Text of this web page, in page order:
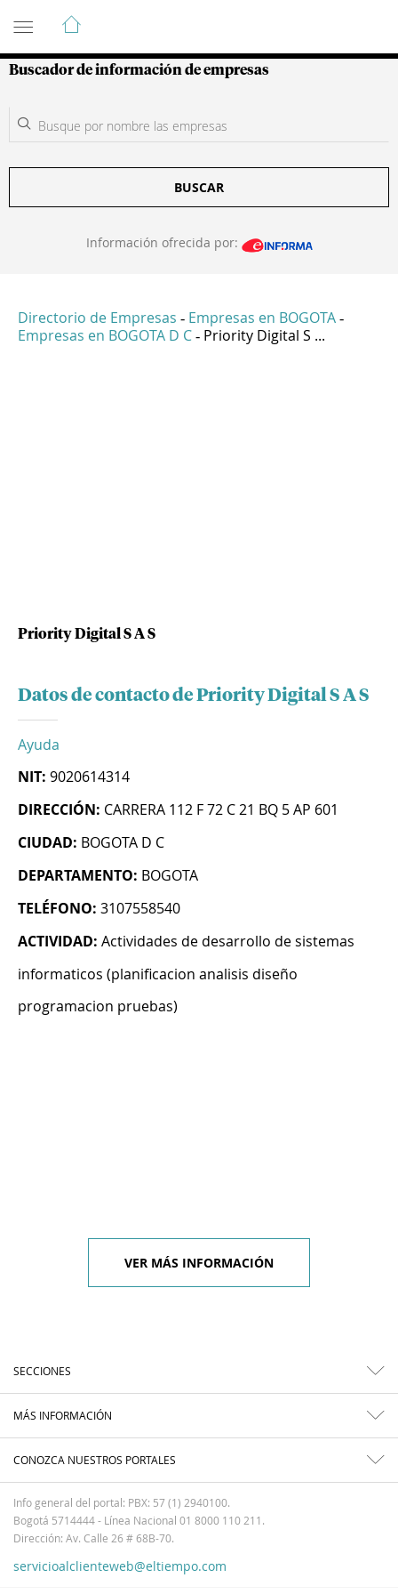
Guía de Empresas Colombianas
Buscador de información de empresas
BUSCAR
Información ofrecida por:
Directorio de Empresas - Empresas en BOGOTA -
Empresas en BOGOTA D C - Priority Digital S ...
Priority Digital S A S
Datos de contacto de Priority Digital S A S
Ayuda
NIT: 9020614314
DIRECCIÓN: CARRERA 112 F 72 C 21 BQ 5 AP 601
CIUDAD: BOGOTA D C
DEPARTAMENTO: BOGOTA
TELÉFONO: 3107558540
ACTIVIDAD: Actividades de desarrollo de sistemas
informaticos (planificacion analisis diseño
programacion pruebas)
VER MÁS INFORMACIÓN
SECCIONES
MÁS INFORMACIÓN
CONOZCA NUESTROS PORTALES
Info general del portal: PBX: 57 (1) 2940100.
Bogotá 5714444 - Línea Nacional 01 8000 110 211.
Dirección: Av. Calle 26 # 68B-70.
servicioalclienteweb@eltiempo.com